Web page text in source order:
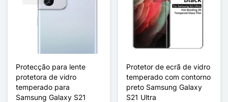
Protecção para lente
protetora de vidro
temperado para
Samsung Galaxy S21
Protetor de ecrã de vidro
temperado com contorno
preto Samsung Galaxy
S21 Ultra